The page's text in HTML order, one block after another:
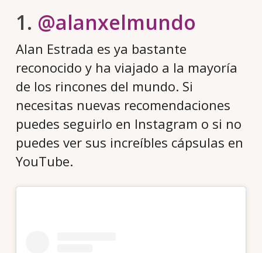
1. @alanxelmundo
Alan Estrada es ya bastante
reconocido y ha viajado a la mayoría
de los rincones del mundo. Si
necesitas nuevas recomendaciones
puedes seguirlo en Instagram o si no
puedes ver sus increíbles cápsulas en
YouTube.